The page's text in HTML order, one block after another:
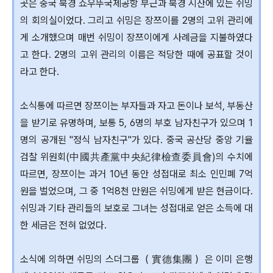
곳은 중국 북경 쇼우뚜국제공항 부근과 북경 시산에 있는 쉬밍
의 회의실이었다. 그리고 쉬밍은 장쯔이를 2명의 고위 관리에
게 소개했으며 매번 쉬밍이 장쯔이에게 사례금을 지불하였다
고 한다. 2명의 고위 관리의 이름은 적당한 때에 공표할 것이
라고 한다.
소식통에 따르면 장쯔이는 부자들과 자고 돈이나 보석, 부동산
을 받기로 유명하며, 보통 5, 6명의 부호 남자친구가 있으며 1
명의 공개된 "정식 남자친구"가 있다. 중국 공산당 중앙 기율
검찰 위원회(中國共產黨中央紀律檢查委員會)의 수치에
따르면, 장쯔이는 과거 10년 동안 성접대로 최소 인민폐 7억
원을 벌었으며, 그 중 1억8천 만원은 쉬밍에게 받은 현금이다.
쉬밍과 기타 관리들의 보호로 그녀는 성접대로 얻은 소득에 대
한 세금은 전혀 없었다.
소식에 의하면 쉬밍의 스더그룹（ 實德集團 ）은 이미 은행